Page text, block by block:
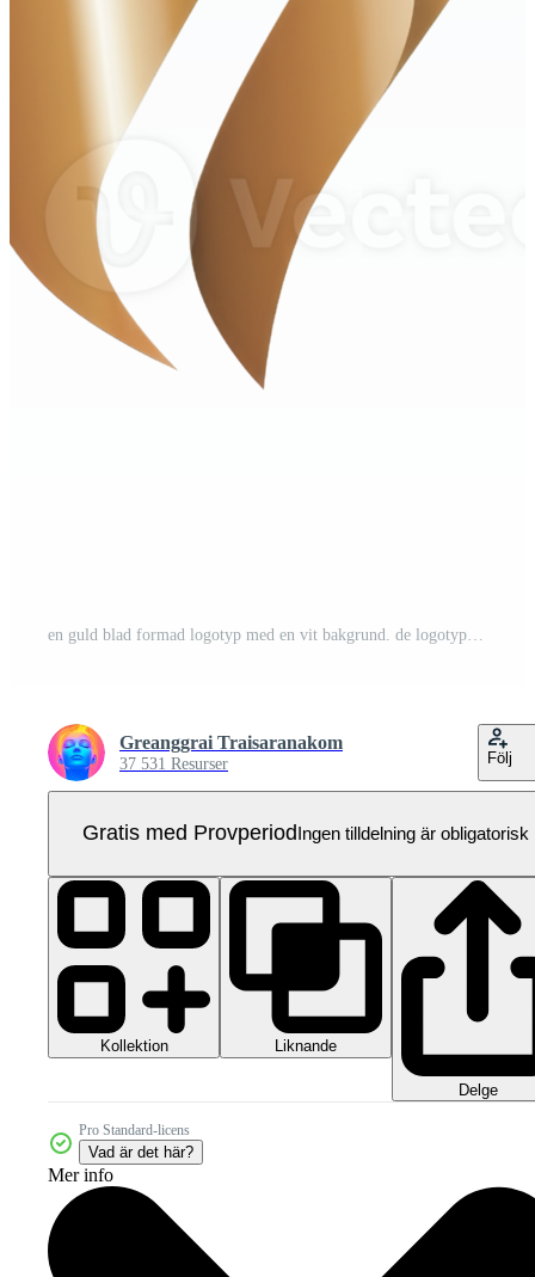
Greanggrai Traisaranakom
37 531 Resurser Följ
Gratis med ProvperiodIngen tilldelning är obligatorisk
Kollektion Liknande
Delge
Pro Standard-licens
Vad är det här?
Mer info